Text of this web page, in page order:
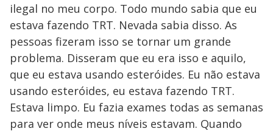
ilegal no meu corpo. Todo mundo sabia que eu
estava fazendo TRT. Nevada sabia disso. As
pessoas fizeram isso se tornar um grande
problema. Disseram que eu era isso e aquilo,
que eu estava usando esteróides. Eu não estava
usando esteróides, eu estava fazendo TRT.
Estava limpo. Eu fazia exames todas as semanas
para ver onde meus níveis estavam. Quando